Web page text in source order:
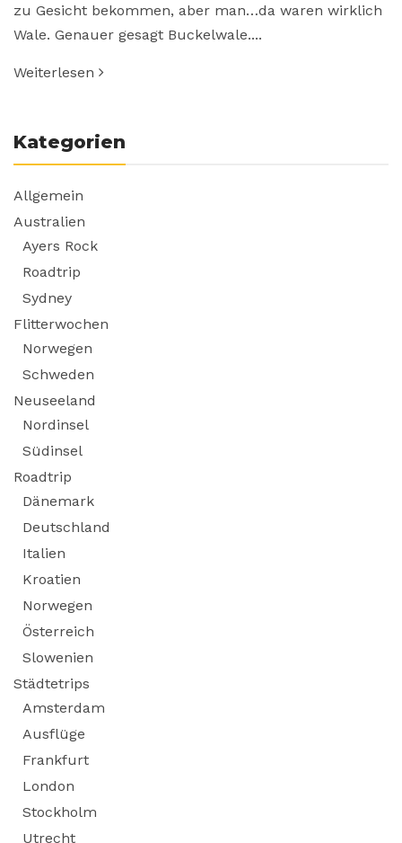
zu Gesicht bekommen, aber man…da waren wirklich
Wale. Genauer gesagt Buckelwale....
Weiterlesen
Kategorien
Allgemein
Australien
Ayers Rock
Roadtrip
Sydney
Flitterwochen
Norwegen
Schweden
Neuseeland
Nordinsel
Südinsel
Roadtrip
Dänemark
Deutschland
Italien
Kroatien
Norwegen
Österreich
Slowenien
Städtetrips
Amsterdam
Ausflüge
Frankfurt
London
Stockholm
Utrecht